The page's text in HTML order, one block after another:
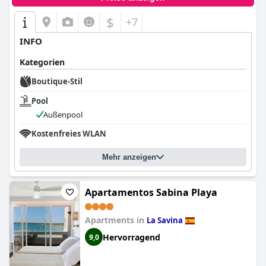
$ +7
INFO
Kategorien
Boutique-Stil
Pool
Außenpool
Kostenfreies WLAN
Mehr anzeigen
Apartamentos Sabina Playa
Apartments in La Savina
9,0 Hervorragend